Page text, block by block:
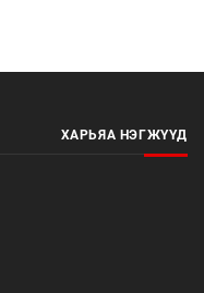
ХАРЬЯА НЭГЖҮҮД